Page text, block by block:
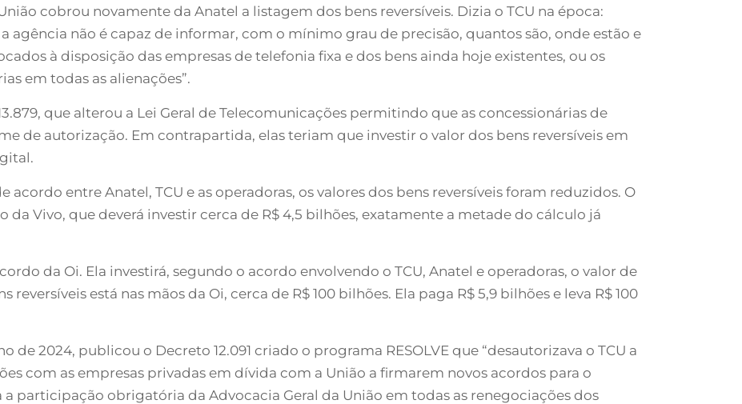
cobrou novamente da Anatel a listagem dos bens reversíveis. Dizia o TCU na época:
a agência não é capaz de informar, com o mínimo grau de precisão, quantos são, onde estão e
à disposição das empresas de telefonia fixa e dos bens ainda hoje existentes, ou os
em todas as alienações”.
que alterou a Lei Geral de Telecomunicações permitindo que as concessionárias de
de autorização. Em contrapartida, elas teriam que investir o valor dos bens reversíveis em
acordo entre Anatel, TCU e as operadoras, os valores dos bens reversíveis foram reduzidos. O
Vivo, que deverá investir cerca de R$ 4,5 bilhões, exatamente a metade do cálculo já
da Oi. Ela investirá, segundo o acordo envolvendo o TCU, Anatel e operadoras, o valor de
reversíveis está nas mãos da Oi, cerca de R$ 100 bilhões. Ela paga R$ 5,9 bilhões e leva R$ 100
de 2024, publicou o Decreto 12.091 criado o programa RESOLVE que “desautorizava o TCU a
com as empresas privadas em dívida com a União a firmarem novos acordos para o
participação obrigatória da Advocacia Geral da União em todas as renegociações dos